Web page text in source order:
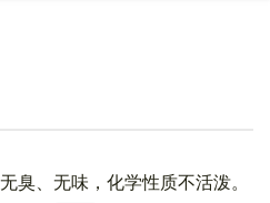
臭、无味，化学性质不活泼。